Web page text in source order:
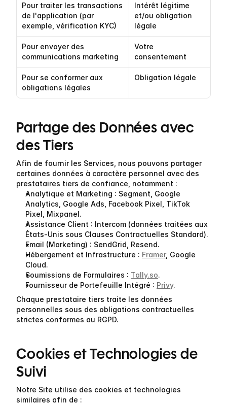
Pour traiter les transactions
de l'application (par
exemple, vérification KYC)
Intérêt légitime
et/ou obligation
légale
Pour envoyer des
communications marketing
Votre
consentement
Pour se conformer aux
obligations légales
Obligation légale
Partage des Données avec
des Tiers
Afin de fournir les Services, nous pouvons partager
certaines données à caractère personnel avec des
prestataires tiers de confiance, notamment :
Analytique et Marketing : Segment, Google
Analytics, Google Ads, Facebook Pixel, TikTok
Pixel, Mixpanel.
Assistance Client : Intercom (données traitées aux
États-Unis sous Clauses Contractuelles Standard).
Email (Marketing) : SendGrid, Resend.
Hébergement et Infrastructure : Framer, Google
Cloud.
Soumissions de Formulaires : Tally.so.
Fournisseur de Portefeuille Intégré : Privy.
Chaque prestataire tiers traite les données
personnelles sous des obligations contractuelles
strictes conformes au RGPD.
Cookies et Technologies de
Suivi
Notre Site utilise des cookies et technologies
similaires afin de :